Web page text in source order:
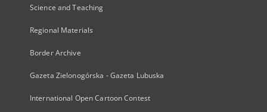
Science and Teaching
Regional Materials
Border Archive
Gazeta Zielonogórska - Gazeta Lubuska
International Open Cartoon Contest